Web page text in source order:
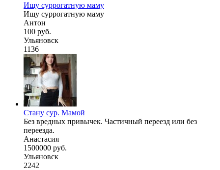
Ищу суррогатную маму
Ищу суррогатную маму
Антон
100 руб.
Ульяновск
1136
Стану сур. Мамой
Без вредных привычек. Частичный переезд или без
переезда.
Анастасия
1500000 руб.
Ульяновск
2242